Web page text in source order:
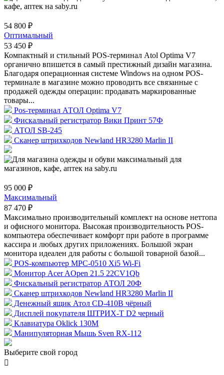
54 800 ₽
Оптимальный
53 450 ₽
Компактный и стильный POS-терминал Atol Optima V7
органично впишется в самый престижный дизайн магазина.
Благодаря операционная системе Windows на одном POS-
терминале в магазине можно проводить все связанные с
продажей одежды операции: продавать маркированные
товары...
Pos-терминал АТОЛ Optima V7
Фискальный регистратор Вики Принт 57Ф
АТОЛ SB-245
Сканер штрихкодов Newland HR3280 Marlin II
95 000 ₽
Максимальный
87 470 ₽
Максимально производительный комплект на основе неттопа
и офисного монитора. Высокая производительность POS-
компьютера обеспечивает комфорт при работе в программе
кассира и любых других приложениях. Большой экран
монитора идеален для работы с большой товарной базой...
POS-компьютер MPC-0510 Xi5 Wi-Fi
Монитор Acer AOpen 21.5 22CV1Qb
Фискальный регистратор АТОЛ 20Ф
Сканер штрихкодов Newland HR3280 Marlin II
Денежный ящик Атол CD-410B чёрный
Дисплей покупателя ШТРИХ-T D2 черный
Клавиатура Oklick 130M
Манипуляторная Мышь Sven RX-112
Выберите свой город
